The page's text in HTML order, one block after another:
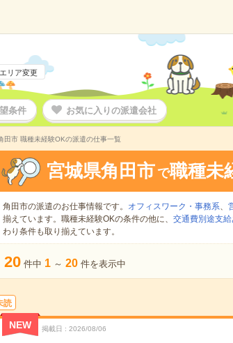
エリア変更
条件 お気に入りの派遣会社
田市 職種未経験OKの派遣の仕事一覧
宮城県角田市 で職種未
角田市の派遣のお仕事情報です。 オフィスワーク・事務系、
揃えています。職種未経験OKの条件の他に、 交通費別途支給
わり条件も取り揃えています。
20 件中 1 ～ 20 件を表示中
読
NEW 掲載日 2026/08/06